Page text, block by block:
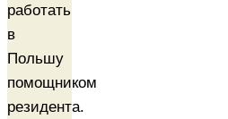
работать
в
Польшу
помощником
резидента.